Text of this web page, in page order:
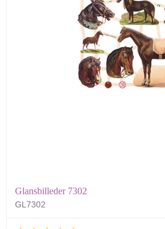
Glansbilleder 7302
GL7302